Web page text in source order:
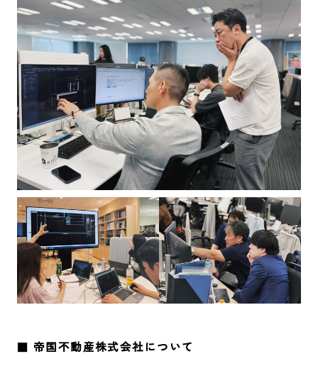
■ 帝国不動産株式会社について